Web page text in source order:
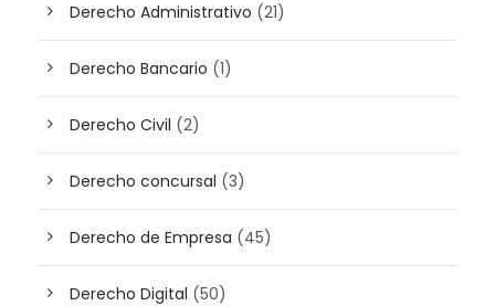
Derecho Administrativo (21)
Derecho Bancario (1)
Derecho Civil (2)
Derecho concursal (3)
Derecho de Empresa (45)
Derecho Digital (50)